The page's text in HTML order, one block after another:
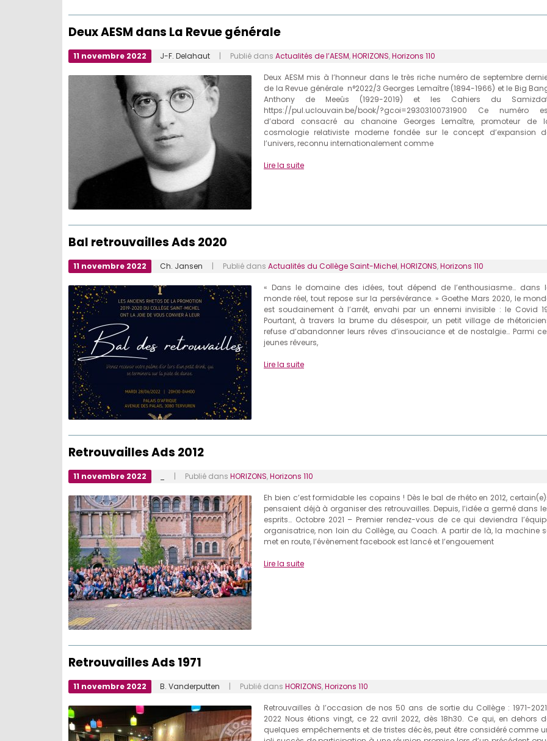
Deux AESM dans La Revue générale
11 novembre 2022 J-F. Delahaut | Publié dans Actualités de l’AESM,HORIZONS,Horizons 110
Deux AESM mis à l’honneur dans le très riche numéro de septembre
de la Revue générale n°2022/3 Georges Lemaître (1894-1966) et le Big
Anthony de Meeûs (1929-2019) et les Cahiers du
https://pul.uclouvain.be/book/?gcoi=29303100731900 Ce numéro
d’abord consacré au chanoine Georges Lemaître, promoteur de
cosmologie relativiste moderne fondée sur le concept d’expansion
l’univers, reconnu internationalement comme
Lire la suite
Bal retrouvailles Ads 2020
11 novembre 2022 Ch. Jansen | Publié dans Actualités du Collège Saint-Michel,HORIZONS,Horizons 110
« Dans le domaine des idées, tout dépend de l’enthousiasme… dans
monde réel, tout repose sur la persévérance. » Goethe Mars 2020, le
est soudainement à l’arrêt, envahi par un ennemi invisible : le Covid
Pourtant, à travers la brume du désespoir, un petit village de
refuse d’abandonner leurs rêves d’insouciance et de nostalgie… Parmi
jeunes rêveurs,
Lire la suite
Retrouvailles Ads 2012
11 novembre 2022 | Publié dans HORIZONS,Horizons 110
Eh bien c’est formidable les copains ! Dès le bal de rhéto en 2012,
pensaient déjà à organiser des retrouvailles. Depuis, l’idée a germé dans
esprits… Octobre 2021 – Premier rendez-vous de ce qui deviendra
organisatrice, non loin du Collège, au Coach. A partir de là, la machine
met en route, l’évènement facebook est lancé et l’engouement
Lire la suite
Retrouvailles Ads 1971
11 novembre 2022 B. Vanderputten | Publié dans HORIZONS,Horizons 110
Retrouvailles à l’occasion de nos 50 ans de sortie du Collège : 1971-
2022 Nous étions vingt, ce 22 avril 2022, dès 18h30. Ce qui, en dehors
quelques empêchements et de tristes décès, peut être considéré comme